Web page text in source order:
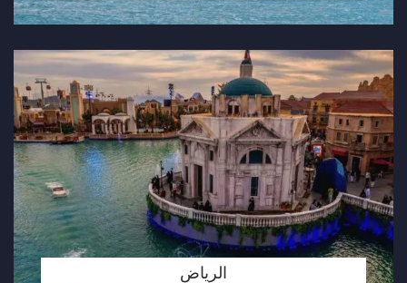
الرياض